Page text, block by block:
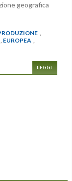
geografica
,
, EUROPEA ,
LEGGI